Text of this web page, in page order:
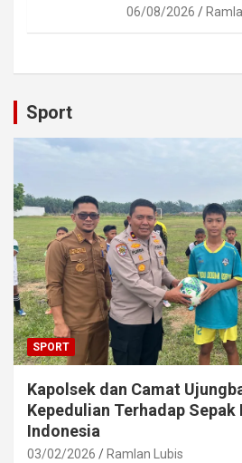
06/08/2026
Sport
SPORT
Kapolsek dan Camat
Kepedulian Terhadap Sepak
Indonesia
03/02/2026 Ramlan Lubis